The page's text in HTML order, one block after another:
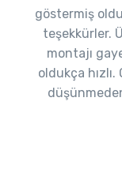
göstermiş
teşekkürler.
montajı
oldukça